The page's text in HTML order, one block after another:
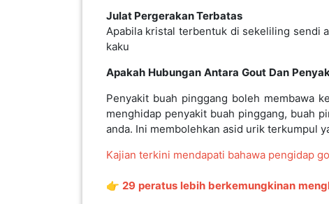
​​​​Julat Pergerakan Terbatas
Apabila kristal terbentuk di sekeliling sendi
kaku
Apakah Hubungan Antara Gout Dan
Penyakit buah pinggang boleh membawa
menghidap penyakit buah pinggang, buah
anda. Ini membolehkan asid urik terkumpul
Kajian terkini mendapati bahawa pengidap
👉 29 peratus lebih berkemungkinan
PELANCONGAN(1)